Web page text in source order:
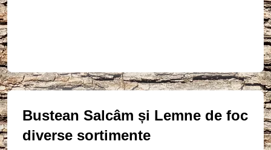
Bustean Salcâm și Lemne de foc
diverse sortimente